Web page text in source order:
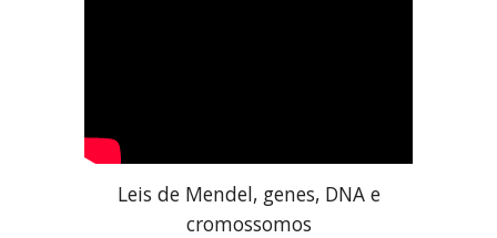
Leis de Mendel, genes, DNA e
cromossomos